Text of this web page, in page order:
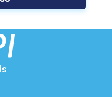
alterações,
de ativos e
serviços também
catálogo de
usuário, e a
maturidade do